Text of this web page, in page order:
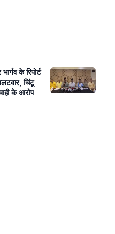
के रिपोर्ट
चिंटू
के आरोप